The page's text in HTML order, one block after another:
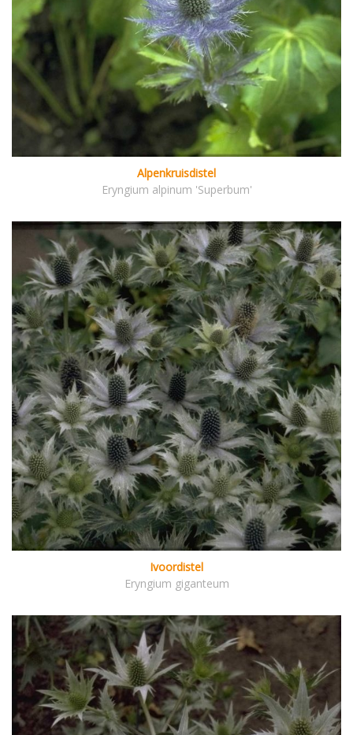
Alpenkruisdistel
Eryngium alpinum 'Superbum'
Ivoordistel
Eryngium giganteum